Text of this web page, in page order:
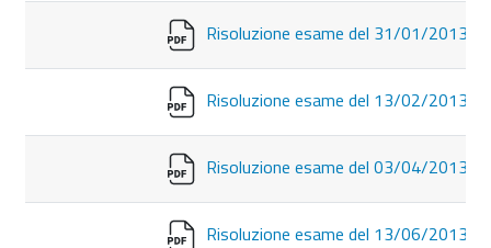
Risoluzione esame del 31/01/2013
Risoluzione esame del 13/02/2013
Risoluzione esame del 03/04/2013
Risoluzione esame del 13/06/2013